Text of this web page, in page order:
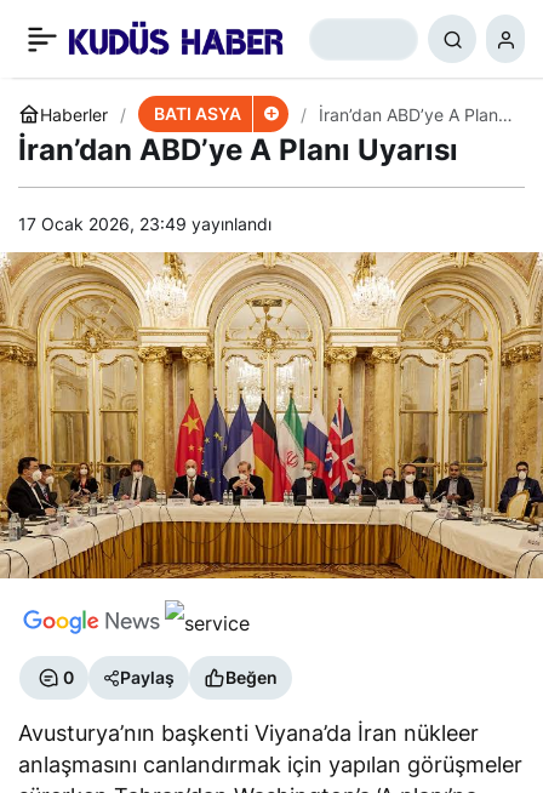
Haberler BATI ASYA
İran’dan ABD’ye A Planı
Uyarısı
İran’dan ABD’ye A Planı Uyarısı
17 Ocak 2026, 23:49 yayınlandı
0 Paylaş Beğen
Avusturya’nın başkenti Viyana’da İran nükleer
anlaşmasını canlandırmak için yapılan görüşmeler
Mehra’da Halk Ayaklandı + 0 Paylaş